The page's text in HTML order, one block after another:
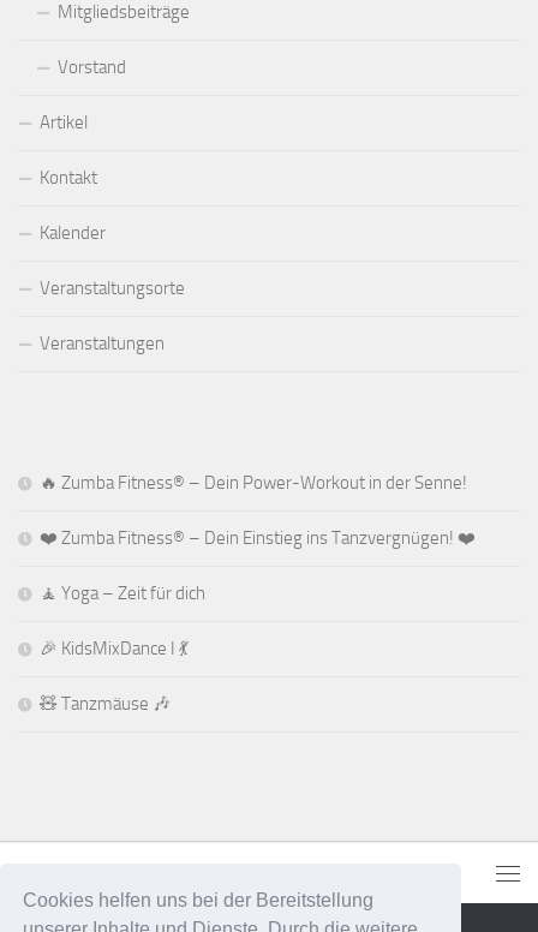
Cookies helfen uns bei der Bereitstellung
Mitgliedsbeiträge
Vorstand
Artikel
Kontakt
Kalender
Veranstaltungsorte
Veranstaltungen
🔥 Zumba Fitness® – Dein Power-Workout in der Senne!
❤️ Zumba Fitness® – Dein Einstieg ins Tanzvergnügen! ❤️
🧘 Yoga – Zeit für dich
🎉 KidsMixDance I 💃
🧸 Tanzmäuse 🎶